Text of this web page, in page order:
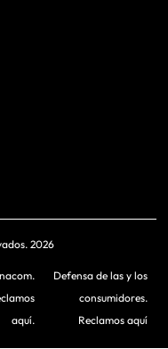
2026
aquí.
Defensa de las y los
consumidores.
Reclamos aquí